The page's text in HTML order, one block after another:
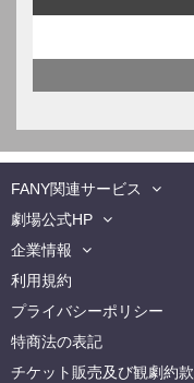
FANY関連サービス
劇場公式HP
企業情報
利用規約
プライバシーポリシー
特商法の表記
チケット販売及び観劇約款